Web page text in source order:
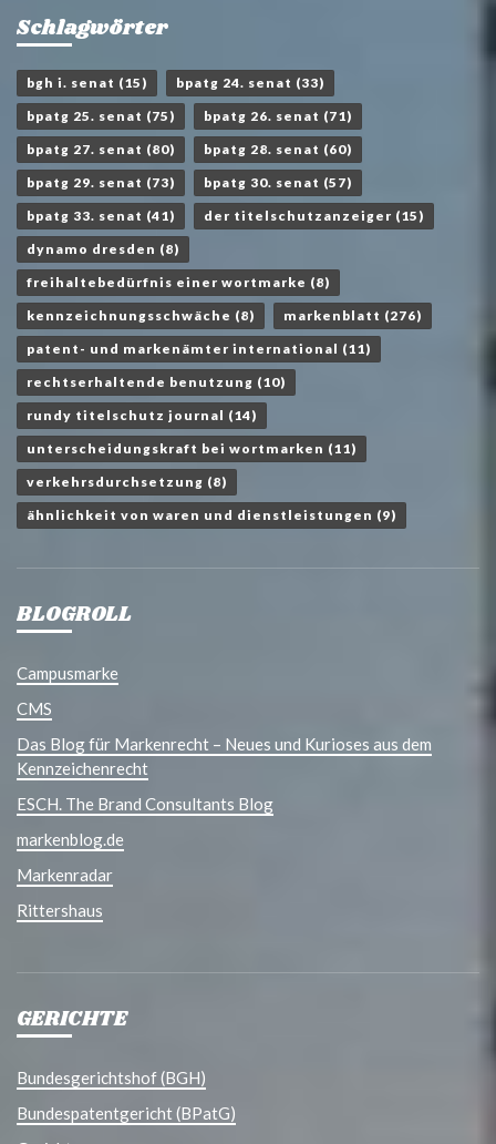
Schlagwörter
bgh i. senat (15) bpatg 24. senat (33)
bpatg 25. senat (75) bpatg 26. senat (71)
bpatg 27. senat (80) bpatg 28. senat (60)
bpatg 29. senat (73) bpatg 30. senat (57)
bpatg 33. senat (41) der titelschutzanzeiger (15)
dynamo dresden (8)
freihaltebedürfnis einer wortmarke (8)
kennzeichnungsschwäche (8) markenblatt (276)
patent- und markenämter international (11)
rechtserhaltende benutzung (10)
rundy titelschutz journal (14)
unterscheidungskraft bei wortmarken (11)
verkehrsdurchsetzung (8)
ähnlichkeit von waren und dienstleistungen (9)
BLOGROLL
Campusmarke
CMS
Das Blog für Markenrecht – Neues und Kurioses aus dem
Kennzeichenrecht
ESCH. The Brand Consultants Blog
markenblog.de
Markenradar
Rittershaus
GERICHTE
Bundesgerichtshof (BGH)
Bundespatentgericht (BPatG)